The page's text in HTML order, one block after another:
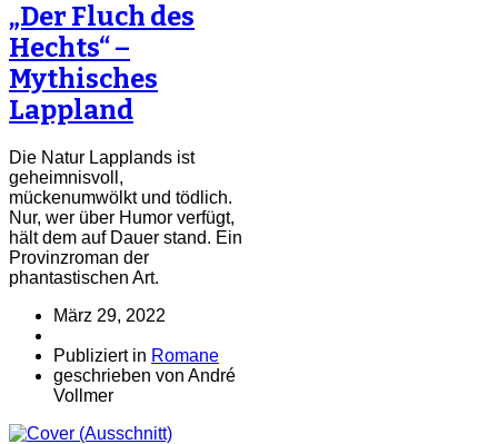
„Der Fluch des
Hechts“ –
Mythisches
Lappland
Die Natur Lapplands ist
geheimnisvoll,
mückenumwölkt und tödlich.
Nur, wer über Humor verfügt,
hält dem auf Dauer stand. Ein
Provinzroman der
phantastischen Art.
März 29, 2022
Publiziert in Romane
geschrieben von André
Vollmer